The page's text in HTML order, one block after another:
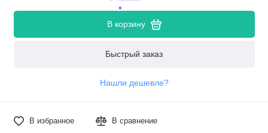
В корзину
Быстрый заказ
Нашли дешевле?
В избранное В сравнение